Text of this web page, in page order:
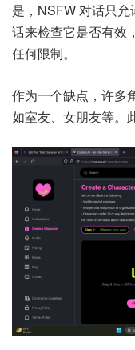
是，NSFW 对话只
话来检查它是否有效
任何限制。
作为一个缺点，许多
如室友、女朋友等。